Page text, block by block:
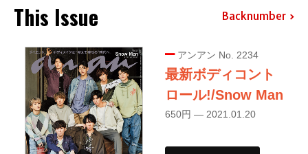
This Issue Backnumber
アンアン No. 2234
最新ボディコント
ロール!/Snow Man
650円 — 2021.01.20